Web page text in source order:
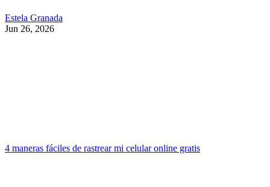
Estela Granada
Jun 26, 2026
4 maneras fáciles de rastrear mi celular online gratis